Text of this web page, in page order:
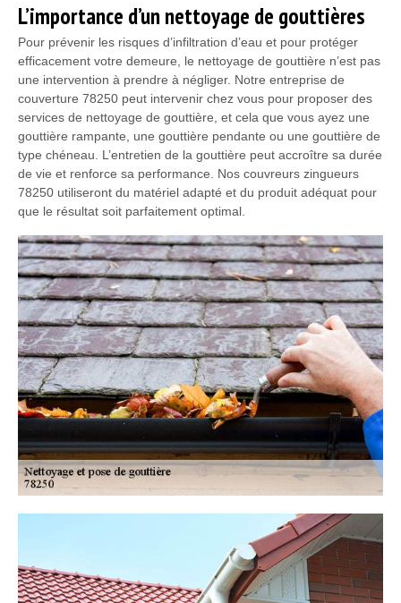
L’importance d’un nettoyage de gouttières
Pour prévenir les risques d’infiltration d’eau et pour protéger
efficacement votre demeure, le nettoyage de gouttière n’est pas
une intervention à prendre à négliger. Notre entreprise de
couverture 78250 peut intervenir chez vous pour proposer des
services de nettoyage de gouttière, et cela que vous ayez une
gouttière rampante, une gouttière pendante ou une gouttière de
type chéneau. L’entretien de la gouttière peut accroître sa durée
de vie et renforce sa performance. Nos couvreurs zingueurs
78250 utiliseront du matériel adapté et du produit adéquat pour
que le résultat soit parfaitement optimal.